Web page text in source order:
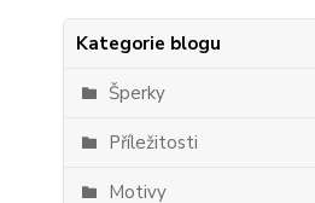
Kategorie blogu
Šperky
Příležitosti
Motivy